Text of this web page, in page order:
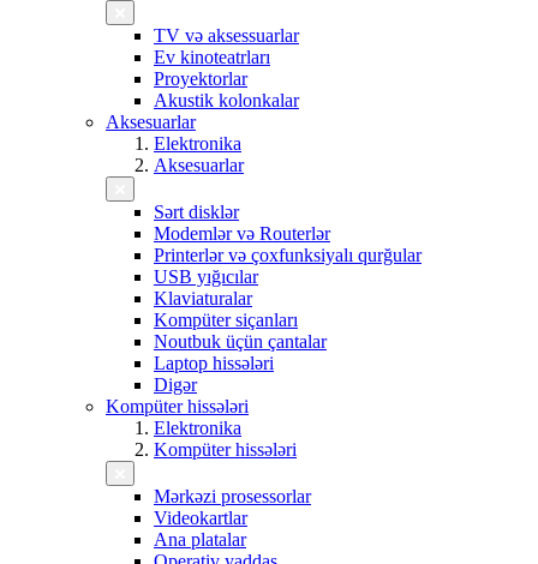
TV və aksessuarlar
Ev kinoteatrları
Proyektorlar
Akustik kolonkalar
Aksesuarlar
Elektronika
Aksesuarlar
Sərt disklər
Modemlər və Routerlər
Printerlər və çoxfunksiyalı qurğular
USB yığıcılar
Klaviaturalar
Kompüter siçanları
Noutbuk üçün çantalar
Laptop hissələri
Digər
Kompüter hissələri
Elektronika
Kompüter hissələri
Mərkəzi prosessorlar
Videokartlar
Ana platalar